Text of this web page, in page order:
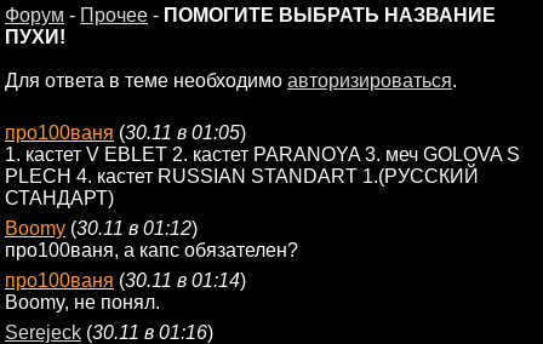
Форум - Прочее - ПОМОГИТЕ ВЫБРАТЬ НАЗВАНИЕ
ПУХИ!
Для ответа в теме необходимо авторизироваться.
про100ваня (30.11 в 01:05)
1. кастет V EBLET 2. кастет PARANOYA 3. меч GOLOVA S
PLECH 4. кастет RUSSIAN STANDART 1.(РУССКИЙ
СТАНДАРТ)
Boomy (30.11 в 01:12)
про100ваня, а капс обязателен?
про100ваня (30.11 в 01:14)
Boomy, не понял.
Serejeck (30.11 в 01:16)